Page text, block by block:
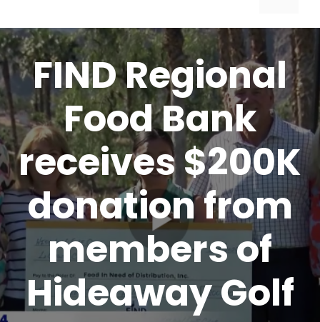
FIND Regional
Food Bank
receives $200K
donation from
members of
Hideaway Golf